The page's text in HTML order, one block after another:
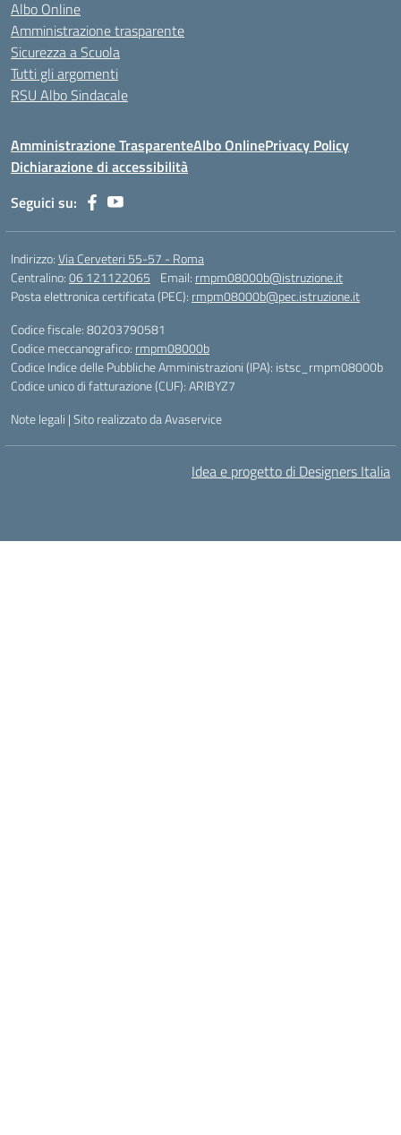
Albo Online
Amministrazione trasparente
Sicurezza a Scuola
Tutti gli argomenti
RSU Albo Sindacale
Amministrazione TrasparenteAlbo OnlinePrivacy Policy
Dichiarazione di accessibilità
Seguici su:
Indirizzo:Via Cerveteri 55-57 - Roma
Centralino:06 121122065 Email: rmpm08000b@istruzione.it
Posta elettronica certificata (PEC): rmpm08000b@pec.istruzione.it
Codice fiscale: 80203790581
Codice meccanografico: rmpm08000b
Codice Indice delle Pubbliche Amministrazioni (IPA): istsc_rmpm08000b
Codice unico di fatturazione (CUF): ARIBYZ7
Note legali |Sito realizzato da Avaservice
Idea e progetto di Designers Italia